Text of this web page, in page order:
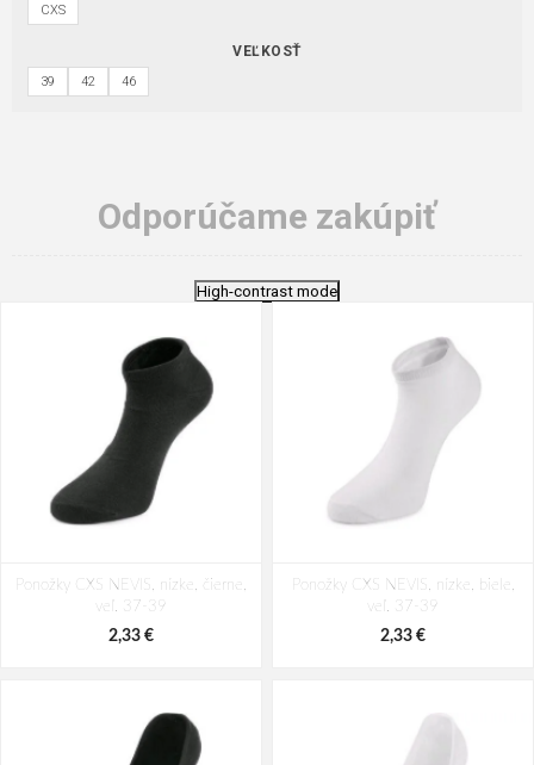
CXS
VEĽKOSŤ
39 42 46
Odporúčame zakúpiť
High-contrast mode
Ponožky CXS NEVIS, nízke, čierne,
veľ. 37-39
2,33 €
Ponožky CXS NEVIS, nízke, biele,
veľ. 37-39
2,33 €